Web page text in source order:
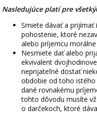
Nasledujúce platí pre
Smiete dávať a prijímať
pohostenie, ktoré
alebo príjemcu morálne
Nesmiete dať alebo
ekvivalent
neprijateľné dostať
obdobie od toho
dané rovnakému
tohto dôvodu musíte
o darčekoch, ktoré